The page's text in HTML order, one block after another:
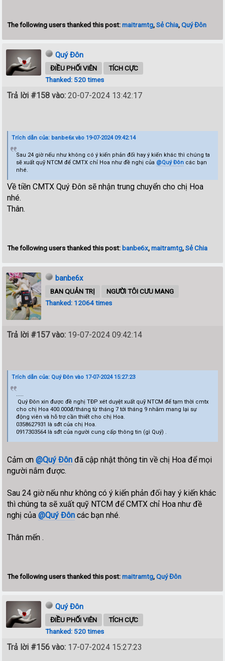
The following users thanked this post:maitramtg,Sẻ Chia,Quý Đôn
Quý Đôn
ĐIỀU PHỐI VIÊN
TÍCH CỰC
Thanked: 520 times
Trả lời #158 vào: 20-07-2024 13:42:17
Trích dẫn của: banbe6x vào 19-07-2024 09:42:14
Sau 24 giờ nếu như không có ý kiến phản đối hay ý kiến khác thì chúng ta
sẽ xuất quỹ NTCM để CMTX chỉ Hoa như đề nghị của @Quý Đôncác bạn
nhé.
Về tiền CMTX Quý Đôn sẽ nhận trung chuyển cho chị Hoa
nhé.
Thân.
The following users thanked this post: banbe6x,maitramtg,Sẻ Chia
banbe6x
BAN QUẢN TRỊ
NGƯỜI TÔI CƯU MANG
Thanked: 12064 times
Trả lời #157 vào: 19-07-2024 09:42:14
Trích dẫn của: Quý Đôn vào 17-07-2024 15:27:23
.....
Quý Đôn xin được đề nghị TĐP xét duyệt xuất quỹ NTCM để tạm thời cmtx
cho chị Hoa 400.000đ/tháng từ tháng 7 tới tháng 9 nhằm mang lại sự
động viên và hỗ trợ cần thiết cho chị Hoa.
0358627931 là sđt của chị Hoa.
0917303564 là sđt của người cung cấp thông tin (gì Quý) .
Cảm ơn@Quý Đôn đã cập nhật thông tin về chị Hoa để mọi
người nắm được.
Sau 24 giờ nếu như không có ý kiến phản đối hay ý kiến khác
thì chúng ta sẽ xuất quỹ NTCM để CMTX chỉ Hoa như đề
nghị của@Quý Đôn các bạn nhé.
Thân mến .
The following users thanked this post:maitramtg,Quý Đôn
Quý Đôn
ĐIỀU PHỐI VIÊN
TÍCH CỰC
Thanked: 520 times
Trả lời #156 vào: 17-07-2024 15:27:23